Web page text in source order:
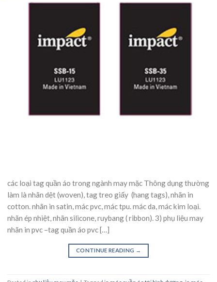
các loại tag quần áo trong ngành may mặc Thông dụng thường
làm là nhãn dệt (woven), tag treo giấy (hang tags), nhãn in
cotton. nhãn in satin, mác pvc, mác tpu. mác da, mác kim loại.
nhãn ép nhiệt, nhãn silicone, ruybang ( ribbon). 3) phụ liệu may
nhãn in pvc –tag quần áo pvc […]
CONTINUE READING →